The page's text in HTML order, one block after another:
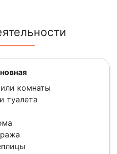
комнаты
туалета